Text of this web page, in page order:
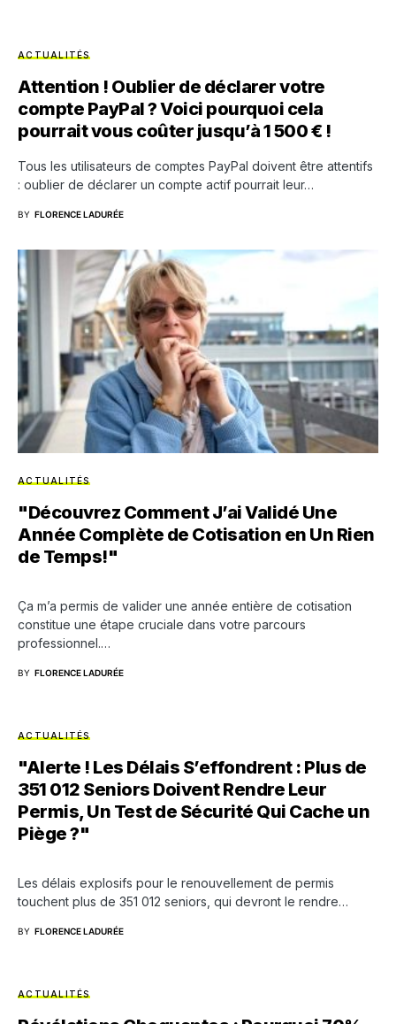
ACTUALITÉS
Attention ! Oublier de déclarer votre
compte PayPal ? Voici pourquoi cela
pourrait vous coûter jusqu’à 1 500 € !
Tous les utilisateurs de comptes PayPal doivent être attentifs
: oublier de déclarer un compte actif pourrait leur…
BY FLORENCE LADURÉE
ACTUALITÉS
"Découvrez Comment J’ai Validé Une
Année Complète de Cotisation en Un Rien
de Temps!"
Ça m’a permis de valider une année entière de cotisation
constitue une étape cruciale dans votre parcours
professionnel.…
BY FLORENCE LADURÉE
ACTUALITÉS
"Alerte ! Les Délais S’effondrent : Plus de
351 012 Seniors Doivent Rendre Leur
Permis, Un Test de Sécurité Qui Cache un
Piège ?"
Les délais explosifs pour le renouvellement de permis
touchent plus de 351 012 seniors, qui devront le rendre…
BY FLORENCE LADURÉE
ACTUALITÉS